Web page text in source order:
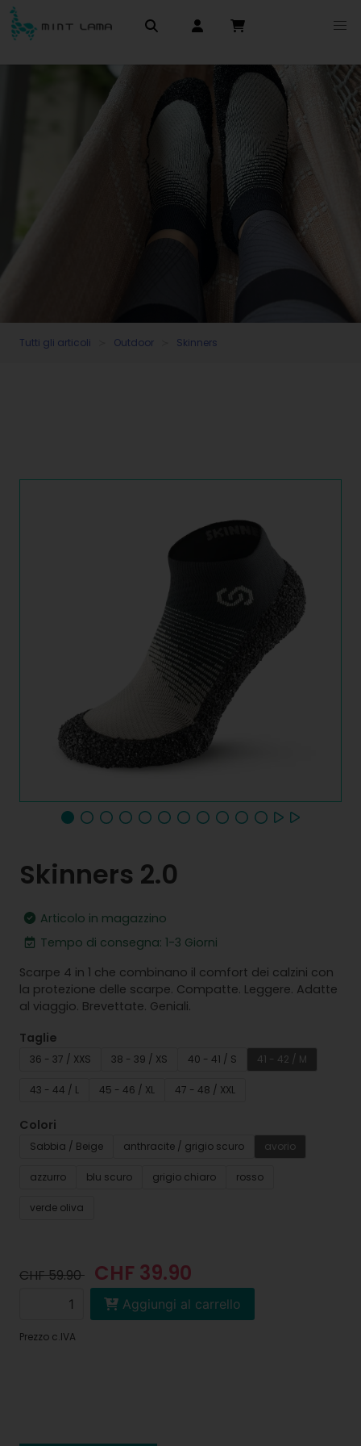
Tutti gli articoli Outdoor Skinners
Skinners 2.0
Articolo in magazzino
Tempo di consegna: 1-3 Giorni
Scarpe 4 in 1 che combinano il comfort dei calzini con
la protezione delle scarpe. Compatte. Leggere. Adatte
al viaggio. Brevettate. Geniali.
Taglie
36 - 37 / XXS 38 - 39 / XS 40 - 41 / S 41 - 42 / M
43 - 44 / L 45 - 46 / XL 47 - 48 / XXL
Colori
Sabbia / Beige anthracite / grigio scuro avorio
azzurro blu scuro grigio chiaro rosso
verde oliva
CHF 59.90 CHF 39.90
Aggiungi al carrello
Prezzo c.IVA